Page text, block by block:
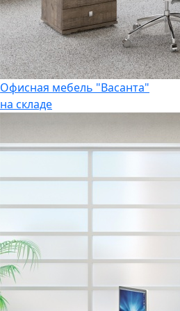
Офисная мебель "Васанта"
на складе